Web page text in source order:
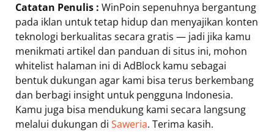
Catatan Penulis : WinPoin sepenuhnya bergantung
pada iklan untuk tetap hidup dan menyajikan konten
teknologi berkualitas secara gratis — jadi jika kamu
menikmati artikel dan panduan di situs ini, mohon
whitelist halaman ini di AdBlock kamu sebagai
bentuk dukungan agar kami bisa terus berkembang
dan berbagi insight untuk pengguna Indonesia.
Kamu juga bisa mendukung kami secara langsung
melalui dukungan di Saweria. Terima kasih.